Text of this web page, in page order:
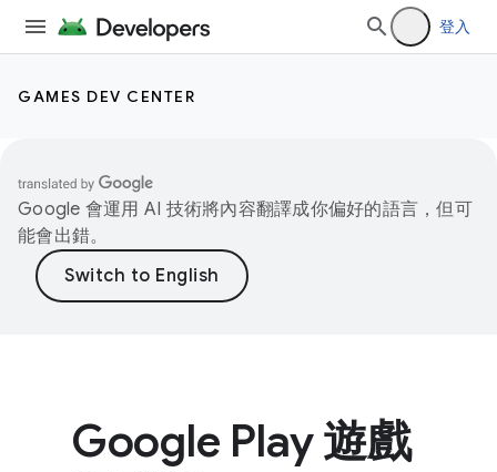
登入
GAMES DEV CENTER
Google 會運用 AI 技術將內容翻譯成你偏好的語言，但可
能會出錯。
Google Play 遊戲